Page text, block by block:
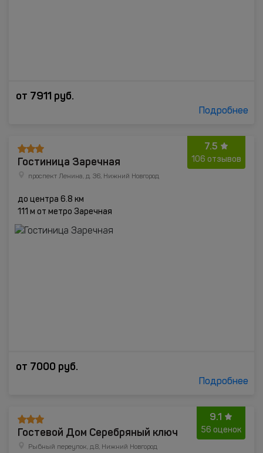
от 7911 руб.
Подробнее
7.5
106 отзывов
Гостиница Заречная
проспект Ленина, д. 36, Нижний Новгород
до центра 6.8 км
111 м от метро Заречная
от 7000 руб.
Подробнее
9.1
56 оценок
Гостевой Дом Серебряный ключ
Рыбный переулок, д.8, Нижний Новгород